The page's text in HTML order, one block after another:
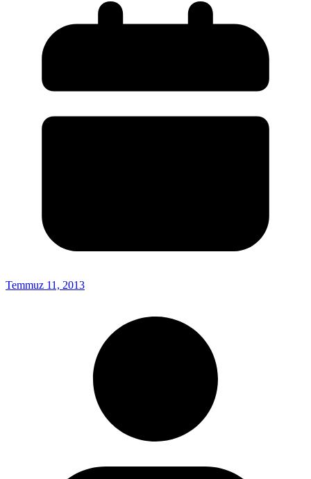
Temmuz 11, 2013